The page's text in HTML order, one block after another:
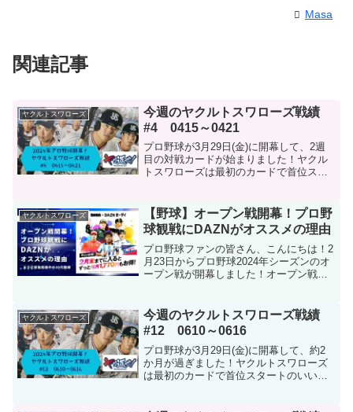
Masa
関連記事
ヤクルトスワローズ
今週のヤクルトスワローズ戦績
#4 0415～0421
プロ野球が3月29日(金)に開幕して、2週
目の対戦カードが始まりました！ヤクル
トスワローズは最初のカードで首位スタ
きましたが、少しずつ勝ちを積み重ねる
ことができ始めまし...
ヤクルトスワローズ
【野球】オープン戦開幕！プロ野
球観戦にDAZNがオススメの理由
プロ野球ファンの皆さん、こんにちは！2
月23日からプロ野球2024年シーズンのオ
ープン戦が開幕しました！オープン戦が
は、プロ野球観戦にDAZNがオススメの理
由について、詳...
ヤクルトスワローズ
今週のヤクルトスワローズ戦績
#12 0610～0616
プロ野球が3月29日(金)に開幕して、約2
か月が過ぎました！ヤクルトスワローズ
は最初のカードで首位スタートのいい流